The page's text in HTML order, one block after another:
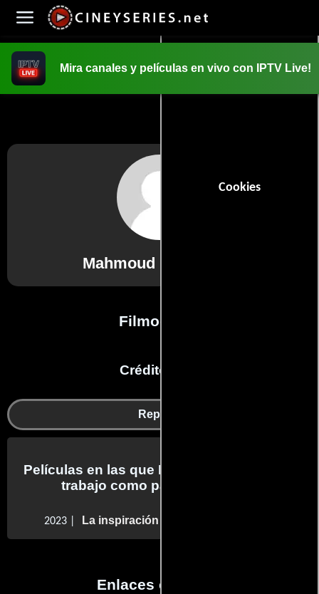
Cookies
Mira canales y películas en vivo con IPTV Live!
Mahmoud Barracuda
Filmografía
Créditos en:
Reparto
Películas en las que Mahmoud Barracuda
trabajo como parte del reparto
2023 | La inspiración más profunda
Enlaces externos